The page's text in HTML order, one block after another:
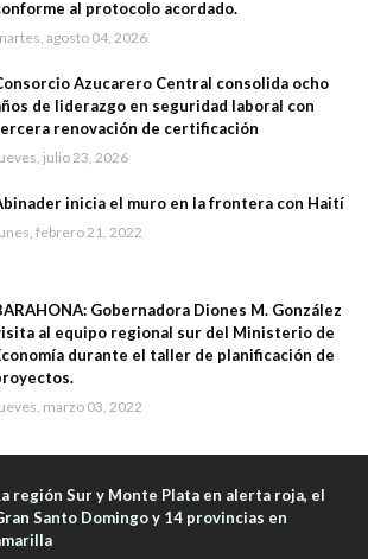
al protocolo acordado.
agosto 04, 2026
Azucarero Central consolida ocho
de liderazgo en seguridad laboral con
renovación de certificación
julio 23, 2026
inicia el muro en la frontera con Haití
febrero 21, 2022
Gobernadora Diones M. González
al equipo regional sur del Ministerio de
durante el taller de planificación de
marzo 03, 2022
región Sur y Monte Plata en alerta roja, el
Santo Domingo y 14 provincias en